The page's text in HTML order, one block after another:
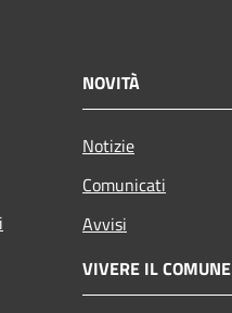
NOVITÀ
Notizie
Comunicati
Avvisi
VIVERE IL COMUNE